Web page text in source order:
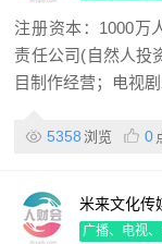
注册资本：1000万
责任公司(自然人投
目制作经营；电视
5358 浏览 0
米来文化传
广播、电视